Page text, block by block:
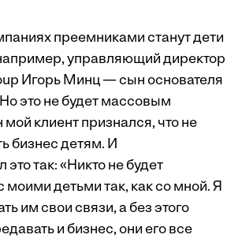
преемниками станут дети
управляющий директор
Игорь Минц — сын основателя
это не будет массовым
клиент признался, что не
бизнес детям. И
так: «Никто не будет
моими детьми так, как со мной. Я
им свои связи, а без этого
и бизнес, они его все